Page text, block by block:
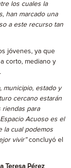
los cuales la
han marcado una
a este recurso tan
jóvenes, ya que
corto, mediano y
municipio, estado y
cercano estarán
riendas para
Acuoso es el
la cual podemos
vivir”concluyó el
Teresa Pérez